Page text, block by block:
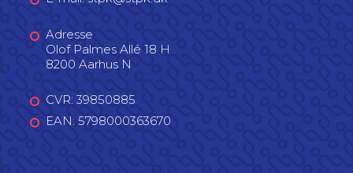
Adresse
Olof Palmes Allé 18 H
8200 Aarhus N
CVR: 39850885
EAN: 5798000363670